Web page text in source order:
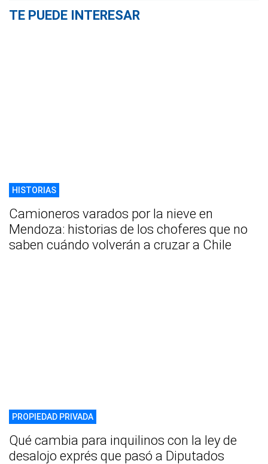
TE PUEDE INTERESAR
HISTORIAS
Camioneros varados por la nieve en
Mendoza: historias de los choferes que no
saben cuándo volverán a cruzar a Chile
PROPIEDAD PRIVADA
Qué cambia para inquilinos con la ley de
desalojo exprés que pasó a Diputados